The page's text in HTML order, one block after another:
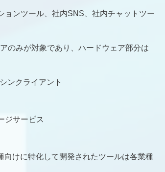
ョンツール、社内SNS、社内チャットツー
のみが対象であり、ハードウェア部分は
ンクライアント
ジサービス
向けに特化して開発されたツールは各業種